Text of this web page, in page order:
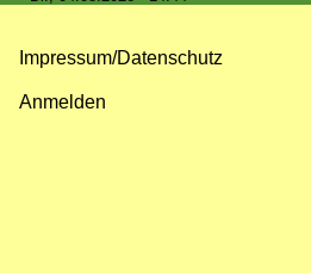
Impressum/Datenschutz
Anmelden